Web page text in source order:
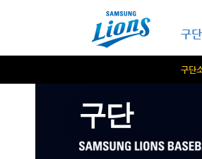
구단
구단
구단